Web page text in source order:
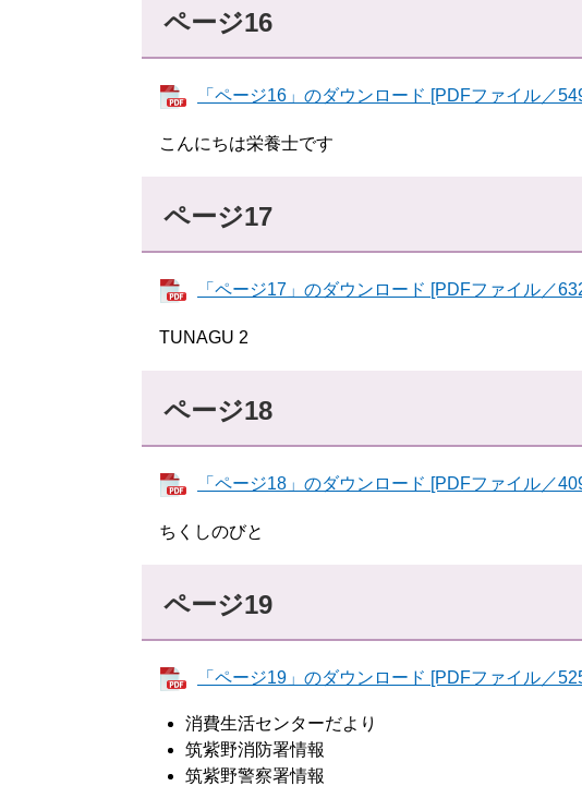
ページ16
「ページ16」のダウンロード [PDFファイル／
こんにちは栄養士です
ページ17
「ページ17」のダウンロード [PDFファイル／
TUNAGU 2
ページ18
「ページ18」のダウンロード [PDFファイル／
ちくしのびと
ページ19
「ページ19」のダウンロード [PDFファイル／
消費生活センターだより
筑紫野消防署情報
筑紫野警察署情報